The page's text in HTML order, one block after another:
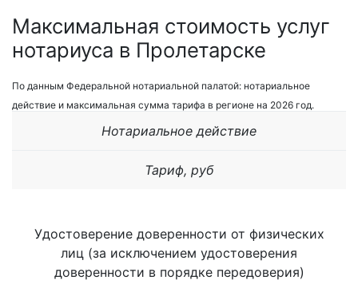
Максимальная стоимость услуг
нотариуса в Пролетарске
По данным Федеральной нотариальной палатой: нотариальное
действие и максимальная сумма тарифа в регионе на 2026 год.
Нотариальное действие
Тариф, руб
Удостоверение доверенности от физических
лиц (за исключением удостоверения
доверенности в порядке передоверия)